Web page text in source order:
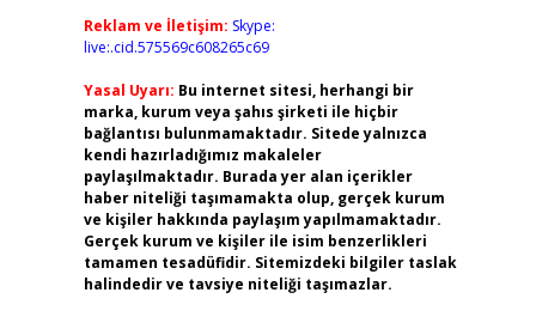
Reklam ve İletişim: Skype:
live:.cid.575569c608265c69
Yasal Uyarı: Bu internet sitesi, herhangi bir
marka, kurum veya şahıs şirketi ile hiçbir
bağlantısı bulunmamaktadır. Sitede yalnızca
kendi hazırladığımız makaleler
paylaşılmaktadır. Burada yer alan içerikler
haber niteliği taşımamakta olup, gerçek kurum
ve kişiler hakkında paylaşım yapılmamaktadır.
Gerçek kurum ve kişiler ile isim benzerlikleri
tamamen tesadüfidir. Sitemizdeki bilgiler taslak
halindedir ve tavsiye niteliği taşımazlar.